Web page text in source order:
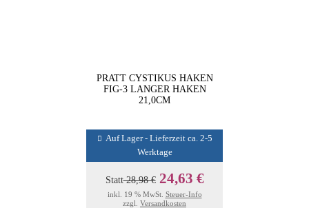
PRATT CYSTIKUS HAKEN
FIG-3 LANGER HAKEN
21,0CM
Auf Lager - Lieferzeit ca. 2-5
Werktage
Statt28,98 € 24,63 €
inkl. 19 % MwSt. Steuer-Info
zzgl. Versandkosten